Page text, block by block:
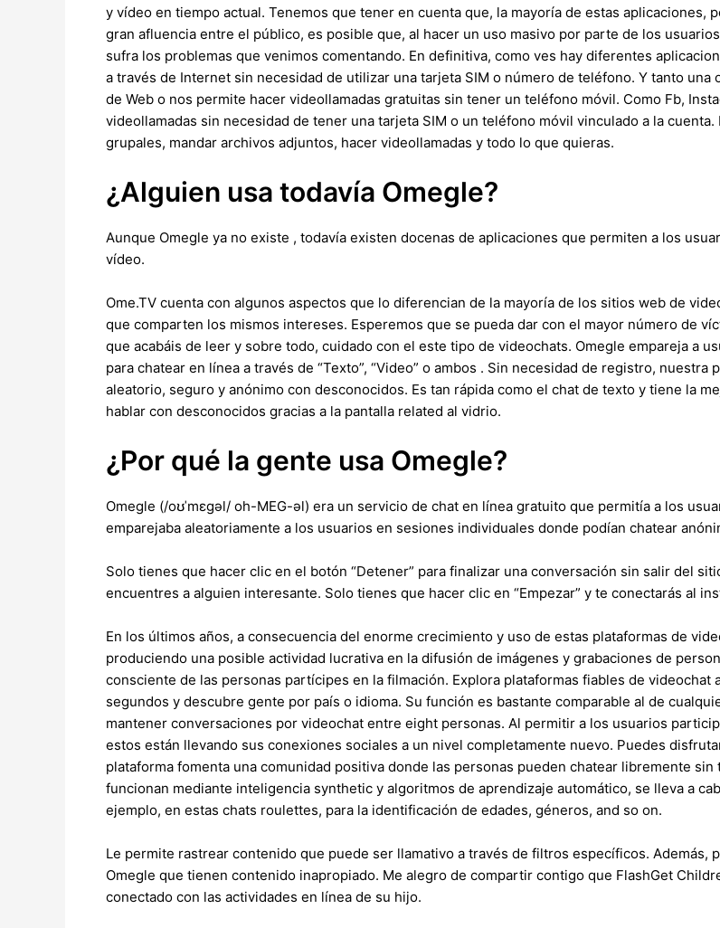
y vídeo en tiempo actual. Tenemos que tener en cuenta que, la mayoría de estas
gran afluencia entre el público, es posible que, al hacer un uso masivo por parte de los
sufra los problemas que venimos comentando. En definitiva, como ves hay diferentes
a través de Internet sin necesidad de utilizar una tarjeta SIM o número de teléfono. Y tanto
de Web o nos permite hacer videollamadas gratuitas sin tener un teléfono móvil. Como Fb,
videollamadas sin necesidad de tener una tarjeta SIM o un teléfono móvil vinculado a la
grupales, mandar archivos adjuntos, hacer videollamadas y todo lo que quieras.
¿Alguien usa todavía Omegle?
Aunque Omegle ya no existe , todavía existen docenas de aplicaciones que permiten a los
vídeo.
Ome.TV cuenta con algunos aspectos que lo diferencian de la mayoría de los sitios web de
que comparten los mismos intereses. Esperemos que se pueda dar con el mayor número de
que acabáis de leer y sobre todo, cuidado con el este tipo de videochats. Omegle empareja a
para chatear en línea a través de “Texto”, “Video” o ambos . Sin necesidad de registro,
aleatorio, seguro y anónimo con desconocidos. Es tan rápida como el chat de texto y tiene la
hablar con desconocidos gracias a la pantalla related al vidrio.
¿Por qué la gente usa Omegle?
Omegle (/oʊˈmɛɡəl/ oh-MEG-əl) era un servicio de chat en línea gratuito que permitía a los
emparejaba aleatoriamente a los usuarios en sesiones individuales donde podían chatear
Solo tienes que hacer clic en el botón “Detener” para finalizar una conversación sin salir del
encuentres a alguien interesante. Solo tienes que hacer clic en “Empezar” y te conectarás al
En los últimos años, a consecuencia del enorme crecimiento y uso de estas plataformas de
produciendo una posible actividad lucrativa en la difusión de imágenes y grabaciones de
consciente de las personas partícipes en la filmación. Explora plataformas fiables de videochat
segundos y descubre gente por país o idioma. Su función es bastante comparable al de
mantener conversaciones por videochat entre eight personas. Al permitir a los usuarios
estos están llevando sus conexiones sociales a un nivel completamente nuevo. Puedes
plataforma fomenta una comunidad positiva donde las personas pueden chatear libremente
funcionan mediante inteligencia synthetic y algoritmos de aprendizaje automático, se lleva a
ejemplo, en estas chats roulettes, para la identificación de edades, géneros, and so on.
Le permite rastrear contenido que puede ser llamativo a través de filtros específicos. Además,
Omegle que tienen contenido inapropiado. Me alegro de compartir contigo que FlashGet
conectado con las actividades en línea de su hijo.